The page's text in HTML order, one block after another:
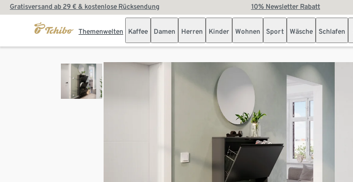
Gratisversand ab 29 € & kostenlose Rücksendung 10% Newsletter Rabatt
Themenwelten Kaffee Damen Herren Kinder Wohnen Sport Wäsche Schlafen